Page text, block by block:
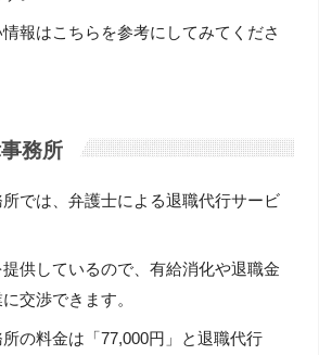
報はこちらを参考にしてみてくださ
務所
では、弁護士による退職代行サービ
供しているので、有給消化や退職金
交渉できます。
の料金は「77,000円」と退職代行